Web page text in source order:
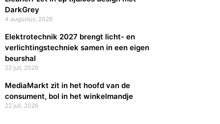
DarkGrey
4 augustus, 2026
Elektrotechnik 2027 brengt licht- en
verlichtingstechniek samen in een eigen
beurshal
22 juli, 2026
MediaMarkt zit in het hoofd van de
consument, bol in het winkelmandje
22 juli, 2026